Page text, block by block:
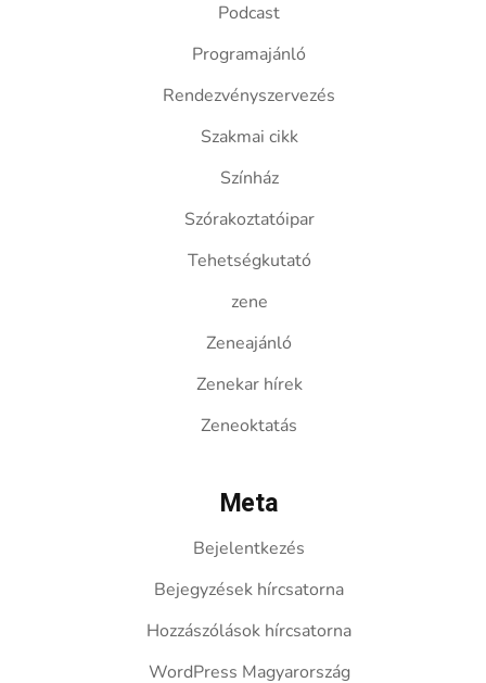
Podcast
Programajánló
Rendezvényszervezés
Szakmai cikk
Színház
Szórakoztatóipar
Tehetségkutató
zene
Zeneajánló
Zenekar hírek
Zeneoktatás
Meta
Bejelentkezés
Bejegyzések hírcsatorna
Hozzászólások hírcsatorna
WordPress Magyarország